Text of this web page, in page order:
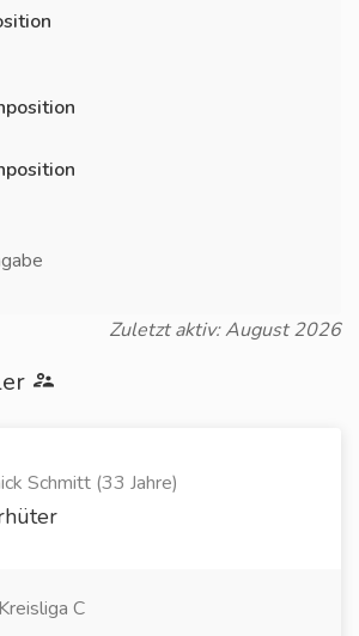
Zuletzt aktiv: August 2026
Schmitt (33 Jahre)
Kreisliga C